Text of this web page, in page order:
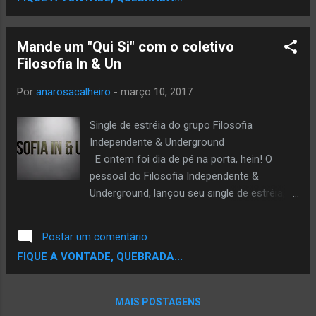
Mande um "Qui Si" com o coletivo
Filosofia In & Un
Por anarosacalheiro - março 10, 2017
Single de estréia do grupo Filosofia
Independente & Underground
E ontem foi dia de pé na porta, hein! O
pessoal do Filosofia Independente &
Underground, lançou seu single de estréia,
Procaz, LV2 e o Duda do Relato Final , e
também conta com alguns afiliados como
Dhummal ( Dhummal Produções ), Fester (
Postar um comentário
FIQUE A VONTADE, QUEBRADA...
MAIS POSTAGENS